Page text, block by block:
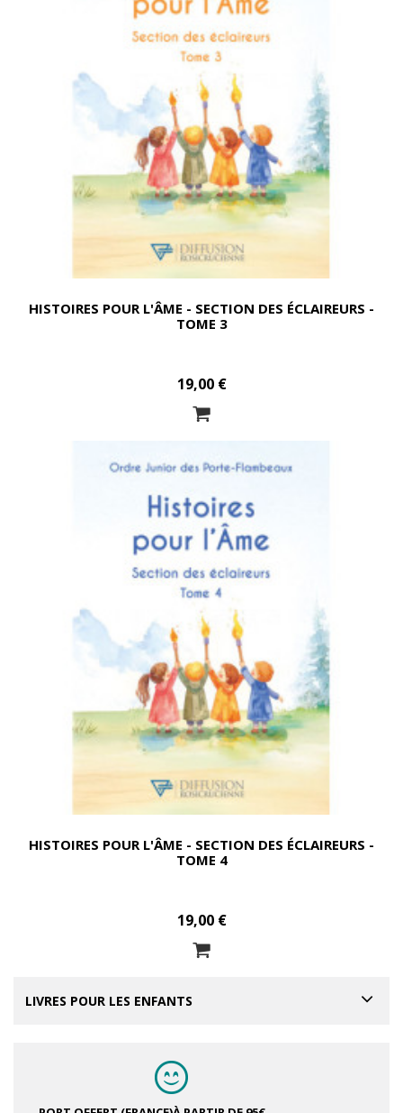
HISTOIRES POUR L'ÂME - SECTION DES ÉCLAIREURS -
TOME 3
19,00 €
HISTOIRES POUR L'ÂME - SECTION DES ÉCLAIREURS -
TOME 4
19,00 €
LIVRES POUR LES ENFANTS